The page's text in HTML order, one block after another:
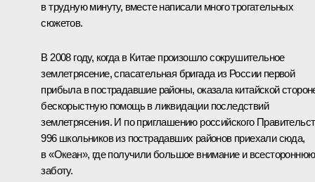
в трудную минуту, вместе написали много трогательных
сюжетов.
В 2008 году, когда в Китае произошло сокрушительное
землетрясение, спасательная бригада из России первой
прибыла в пострадавшие районы, оказала китайской
бескорыстную помощь в ликвидации последствий
землетрясения. И по приглашению российского
996 школьников из пострадавших районов приехали сюда,
в «Океан», где получили большое внимание и всестороннюю
заботу.